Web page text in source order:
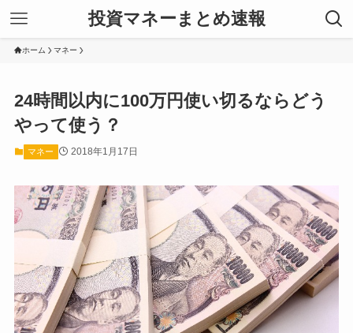
投資マネーまとめ速報
ホーム マネー
24時間以内に100万円使い切るならどう
やって使う？
マネー 2018年1月17日